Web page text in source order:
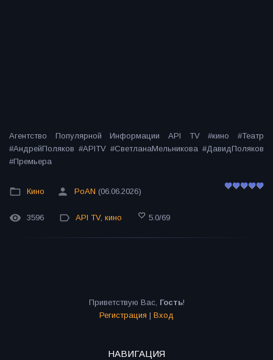
Агентство Популярной Информации API TV #кино #Театр
#АндрейПоляков #APITV #СветланаМельникова #ДавидПоляков
#Премьера
Кино PoAN (06.06.2026)
3596 API TV, кино 5.0/69
Приветствую Вас, Гость!
Регистрация | Вход
НАВИГАЦИЯ